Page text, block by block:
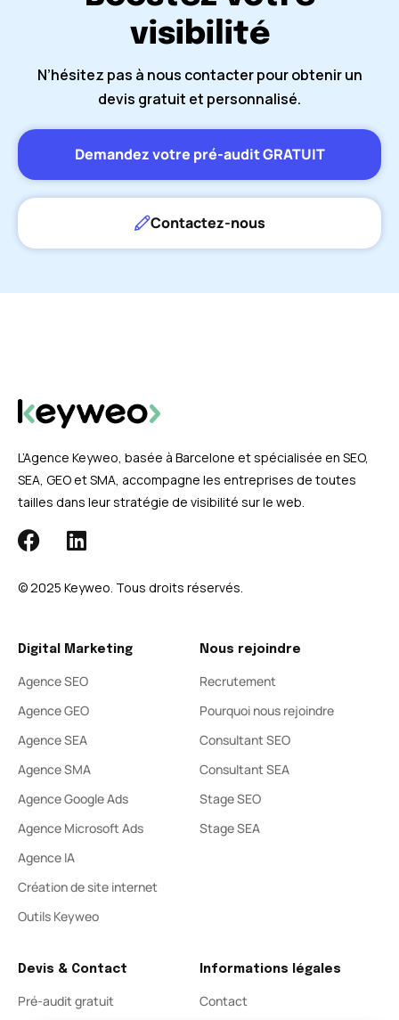
visibilité
N’hésitez pas à nous contacter pour obtenir un
devis gratuit et personnalisé.
Demandez votre pré-audit GRATUIT
Contactez-nous
L’Agence Keyweo, basée à Barcelone et spécialisée en SEO,
SEA, GEO et SMA, accompagne les entreprises de toutes
tailles dans leur stratégie de visibilité sur le web.
© 2025 Keyweo. Tous droits réservés.​
Digital Marketing
Agence SEO
Agence GEO
Agence SEA
Agence SMA
Agence Google Ads
Agence Microsoft Ads
Agence IA
Création de site internet
Outils Keyweo
Nous rejoindre
Recrutement
Pourquoi nous rejoindre
Consultant SEO
Consultant SEA
Stage SEO
Stage SEA
Devis & Contact
Pré-audit gratuit
Informations légales
Contact